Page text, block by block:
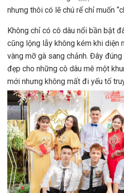
nhưng thôi có lẽ chú rể chỉ muốn
Không chỉ có cô dâu nổi bần bật
cũng lộng lẫy không kém khi diện
vàng mỡ gà sang chảnh. Đây
đẹp cho những cô dâu mê một
mới nhưng không mất đi yếu tố